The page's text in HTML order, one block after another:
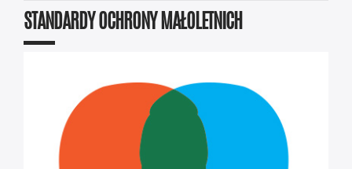
STANDARDY OCHRONY MAŁOLETNICH